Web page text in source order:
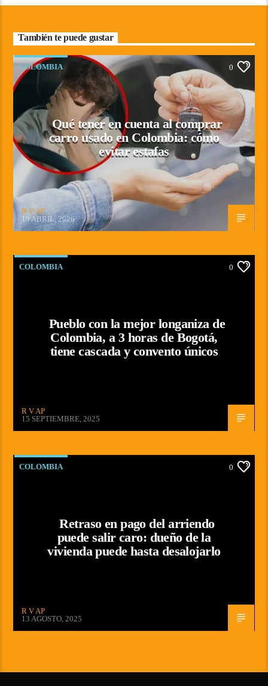
También te puede gustar
COLOMBIA 0
Qué tener en cuenta al comprar
carro usado en Colombia: cómo
evitar estafas
R V AP
19 ABRIL, 2026
COLOMBIA 0
Pueblo con la mejor longaniza de
Colombia, a 3 horas de Bogotá,
tiene cascada y convento únicos
R V AP
15 SEPTIEMBRE, 2025
COLOMBIA 0
Retraso en pago del arriendo
puede salir caro: dueño de la
vivienda puede hasta desalojarlo
R V AP
13 AGOSTO, 2025